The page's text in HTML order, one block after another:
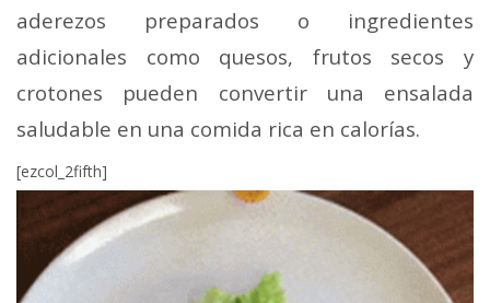
aderezos preparados o ingredientes
adicionales como quesos, frutos secos y
crotones pueden convertir una ensalada
saludable en una comida rica en calorías.
[ezcol_2fifth]